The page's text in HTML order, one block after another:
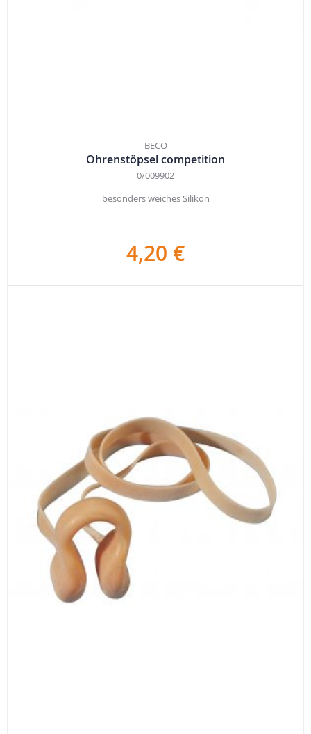
BECO
Ohrenstöpsel competition
0/009902
besonders weiches Silikon
4,20 €